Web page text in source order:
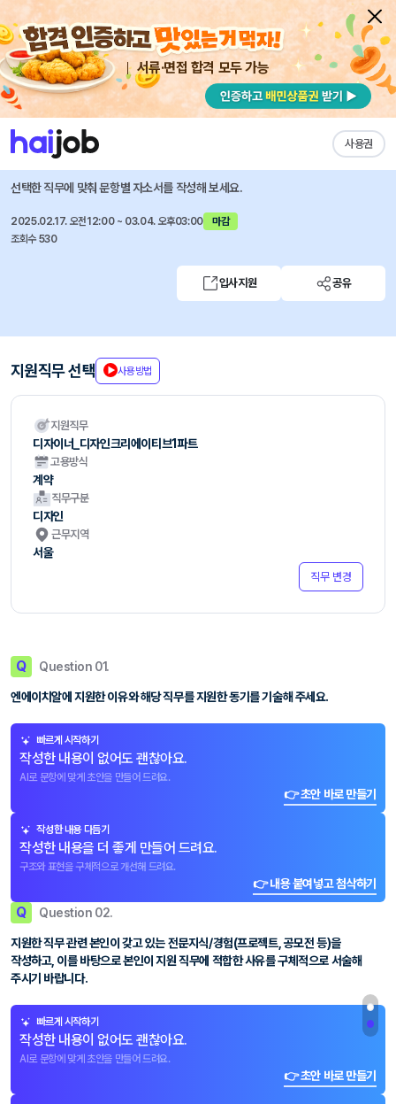
서류·면접 합격 모두 가능
사용권
채용공고 자소서 자유항목 자소서 내 작성목록
NHR 즐겨찾기
2025년 1분기 계약직(육아휴직대체) 채용
선택한 직무에 맞춰 문항별 자소서를 작성해 보세요.
2025.02.17. 오전12:00 ~ 03.04. 오후03:00
마감
조회수 530
입사지원 공유
지원직무 선택 사용방법
지원직무
디자이너_디자인크리에이티브1파트
고용방식
계약
직무구분
디자인
근무지역
서울
직무 변경
Q Question 01.
엔에이치알에 지원한 이유와 해당 직무를 지원한 동기를 기술해 주세요.
빠르게 시작하기
작성한 내용이 없어도 괜찮아요.
AI로 문항에 맞게 초안을 만들어 드려요.
👉 초안 바로 만들기
작성한 내용 다듬기
작성한 내용을 더 좋게 만들어 드려요.
구조와 표현을 구체적으로 개선해 드려요.
👉 내용 붙여넣고 첨삭하기
Q Question 02.
지원한 직무 관련 본인이 갖고 있는 전문지식/경험(프로젝트, 공모전 등)을
작성하고, 이를 바탕으로 본인이 지원 직무에 적합한 사유를 구체적으로 서술해
주시기 바랍니다.
빠르게 시작하기
작성한 내용이 없어도 괜찮아요.
AI로 문항에 맞게 초안을 만들어 드려요.
👉 초안 바로 만들기